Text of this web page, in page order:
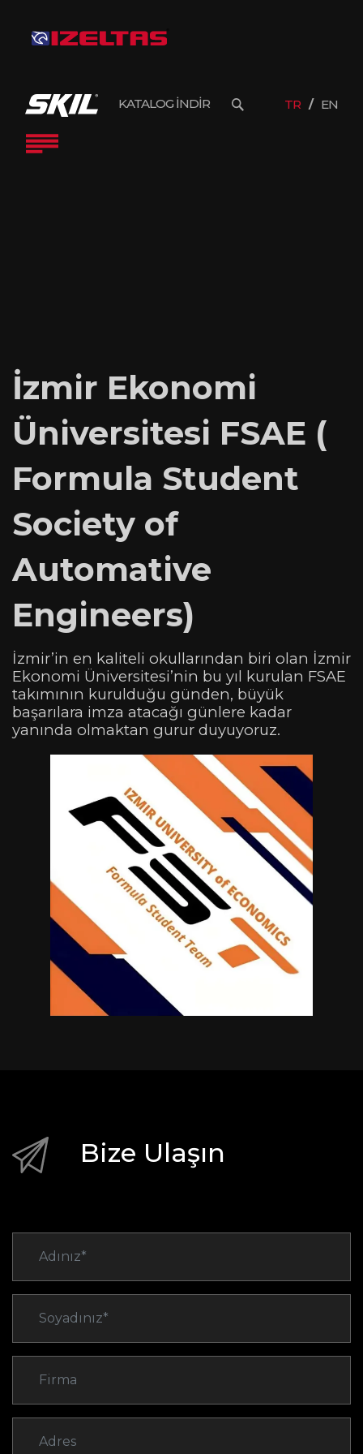
KATALOG İNDİR TR EN
İzmir Ekonomi
Üniversitesi FSAE (
Formula Student
Society of
Automative
Engineers)
İzmir’in en kaliteli okullarından biri olan İzmir
Ekonomi Üniversitesi’nin bu yıl kurulan FSAE
takımının kurulduğu günden, büyük
başarılara imza atacağı günlere kadar
yanında olmaktan gurur duyuyoruz.
Bize Ulaşın